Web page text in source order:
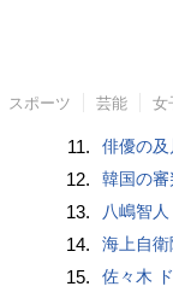
スポーツ 芸能 女
11. 俳優の
12. 韓国の
13. 八嶋智
14. 海上自
15. 佐々木